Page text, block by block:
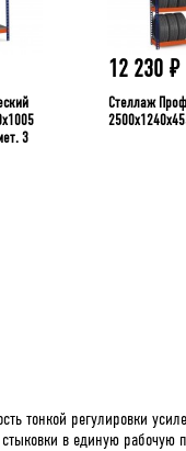
3
12 230 ₽
Стеллаж
тонкой регулировки
в единую рабочую